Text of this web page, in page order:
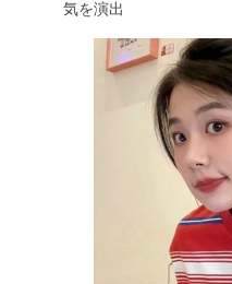
気を演出